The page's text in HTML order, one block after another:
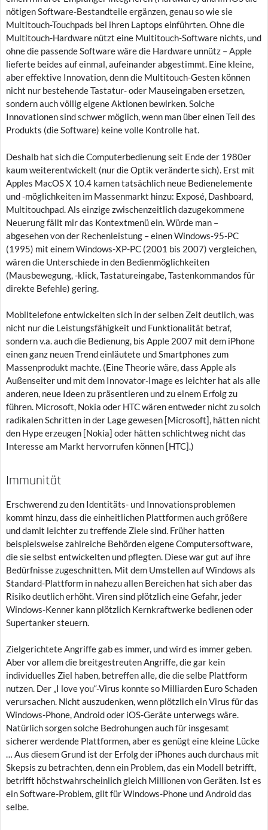
nötigen Software-Bestandteile ergänzen, genau so wie sie
Multitouch-Touchpads bei ihren Laptops einführten. Ohne die
Multitouch-Hardware nützt eine Multitouch-Software nichts, und
ohne die passende Software wäre die Hardware unnütz – Apple
lieferte beides auf einmal, aufeinander abgestimmt. Eine kleine,
aber effektive Innovation, denn die Multitouch-Gesten können
nicht nur bestehende Tastatur- oder Mauseingaben ersetzen,
sondern auch völlig eigene Aktionen bewirken. Solche
Innovationen sind schwer möglich, wenn man über einen Teil des
Produkts (die Software) keine volle Kontrolle hat.
Deshalb hat sich die Computerbedienung seit Ende der 1980er
kaum weiterentwickelt (nur die Optik veränderte sich). Erst mit
Apples MacOS X 10.4 kamen tatsächlich neue Bedienelemente
und -möglichkeiten im Massenmarkt hinzu: Exposé, Dashboard,
Multitouchpad. Als einzige zwischenzeitlich dazugekommene
Neuerung fällt mir das Kontextmenü ein. Würde man –
abgesehen von der Rechenleistung – einen Windows-95-PC
(1995) mit einem Windows-XP-PC (2001 bis 2007) vergleichen,
wären die Unterschiede in den Bedienmöglichkeiten
(Mausbewegung, -klick, Tastatureingabe, Tastenkommandos für
direkte Befehle) gering.
Mobiltelefone entwickelten sich in der selben Zeit deutlich, was
nicht nur die Leistungsfähigkeit und Funktionalität betraf,
sondern v.a. auch die Bedienung, bis Apple 2007 mit dem iPhone
einen ganz neuen Trend einläutete und Smartphones zum
Massenprodukt machte. (Eine Theorie wäre, dass Apple als
Außenseiter und mit dem Innovator-Image es leichter hat als alle
anderen, neue Ideen zu präsentieren und zu einem Erfolg zu
führen. Microsoft, Nokia oder HTC wären entweder nicht zu solch
radikalen Schritten in der Lage gewesen [Microsoft], hätten nicht
den Hype erzeugen [Nokia] oder hätten schlichtweg nicht das
Interesse am Markt hervorrufen können [HTC].)
Immunität
Erschwerend zu den Identitäts- und Innovationsproblemen
kommt hinzu, dass die einheitlichen Plattformen auch größere
und damit leichter zu treffende Ziele sind. Früher hatten
beispielsweise zahlreiche Behörden eigene Computersoftware,
die sie selbst entwickelten und pflegten. Diese war gut auf ihre
Bedürfnisse zugeschnitten. Mit dem Umstellen auf Windows als
Standard-Plattform in nahezu allen Bereichen hat sich aber das
Risiko deutlich erhöht. Viren sind plötzlich eine Gefahr, jeder
Windows-Kenner kann plötzlich Kernkraftwerke bedienen oder
Supertanker steuern.
Zielgerichtete Angriffe gab es immer, und wird es immer geben.
Aber vor allem die breitgestreuten Angriffe, die gar kein
individuelles Ziel haben, betreffen alle, die die selbe Plattform
nutzen. Der „I love you“-Virus konnte so Milliarden Euro Schaden
verursachen. Nicht auszudenken, wenn plötzlich ein Virus für das
Windows-Phone, Android oder iOS-Geräte unterwegs wäre.
Natürlich sorgen solche Bedrohungen auch für insgesamt
sicherer werdende Plattformen, aber es genügt eine kleine Lücke
… Aus diesem Grund ist der Erfolg der iPhones auch durchaus mit
Skepsis zu betrachten, denn ein Problem, das ein Modell betrifft,
betrifft höchstwahrscheinlich gleich Millionen von Geräten. Ist es
ein Software-Problem, gilt für Windows-Phone und Android das
selbe.